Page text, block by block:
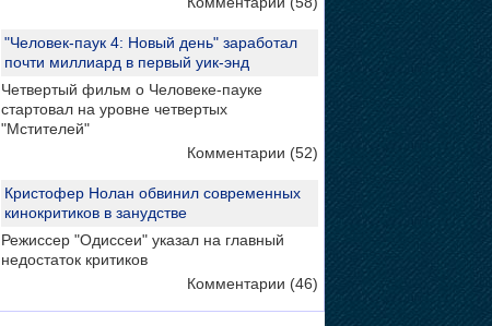
"Человек-паук 4: Новый день" заработал
почти миллиард в первый уик-энд
Четвертый фильм о Человеке-пауке
стартовал на уровне четвертых
"Мстителей"
Комментарии (52)
Кристофер Нолан обвинил современных
кинокритиков в занудстве
Режиссер "Одиссеи" указал на главный
недостаток критиков
Комментарии (46)